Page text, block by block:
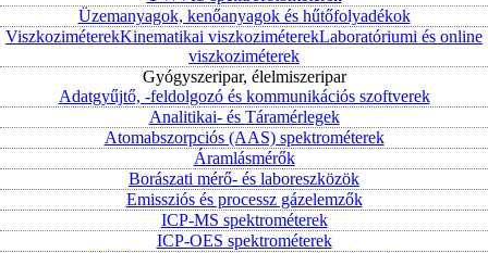
Üzemanyagok, kenőanyagok és hűtőfolyadékok
ViszkoziméterekKinematikai viszkoziméterekLaboratóriumi és online
viszkoziméterek
Gyógyszeripar, élelmiszeripar
Adatgyűjtő, -feldolgozó és kommunikációs szoftverek
Analitikai- és Táramérlegek
Atomabszorpciós (AAS) spektrométerek
Áramlásmérők
Borászati mérő- és laboreszközök
Emissziós és processz gázelemzők
ICP-MS spektrométerek
ICP-OES spektrométerek